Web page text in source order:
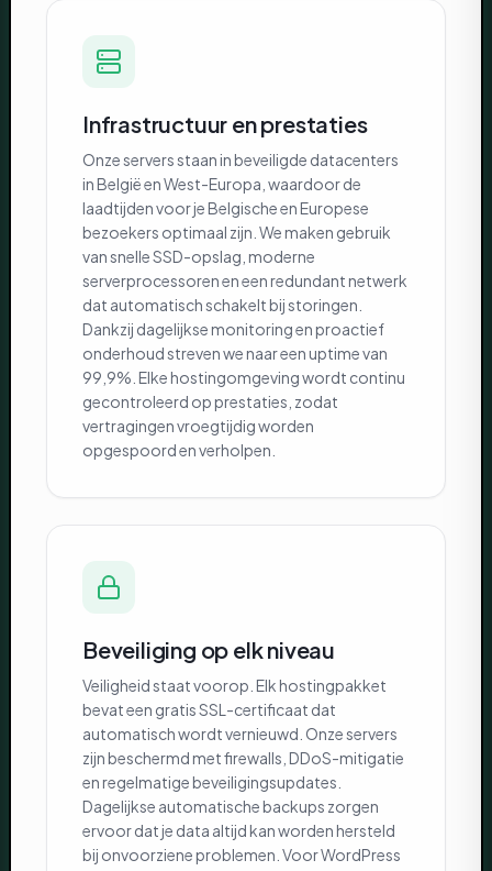
Infrastructuur en prestaties
Onze servers staan in beveiligde datacenters
in België en West-Europa, waardoor de
laadtijden voor je Belgische en Europese
bezoekers optimaal zijn. We maken gebruik
van snelle SSD-opslag, moderne
serverprocessoren en een redundant netwerk
dat automatisch schakelt bij storingen.
Dankzij dagelijkse monitoring en proactief
onderhoud streven we naar een uptime van
99,9%. Elke hostingomgeving wordt continu
gecontroleerd op prestaties, zodat
vertragingen vroegtijdig worden
opgespoord en verholpen.
Beveiliging op elk niveau
Veiligheid staat voorop. Elk hostingpakket
bevat een gratis SSL-certificaat dat
automatisch wordt vernieuwd. Onze servers
zijn beschermd met firewalls, DDoS-mitigatie
en regelmatige beveiligingsupdates.
Dagelijkse automatische backups zorgen
ervoor dat je data altijd kan worden hersteld
bij onvoorziene problemen. Voor WordPress